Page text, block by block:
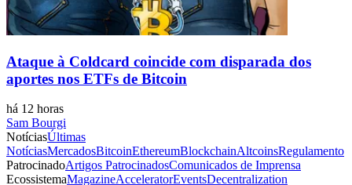
Ataque à Coldcard coincide com disparada dos
aportes nos ETFs de Bitcoin
há 12 horas
Sam Bourgi
NotíciasÚltimas
NotíciasMercadosBitcoinEthereumBlockchainAltcoinsRegulamento
PatrocinadoArtigos PatrocinadosComunicados de Imprensa
EcossistemaMagazineAcceleratorEventsDecentralization